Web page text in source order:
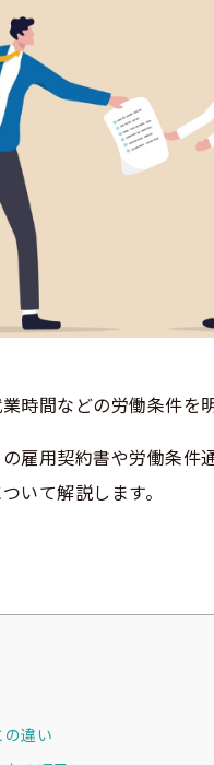
時間などの労働条件を
雇用契約書や労働条
いて解説します。
違い